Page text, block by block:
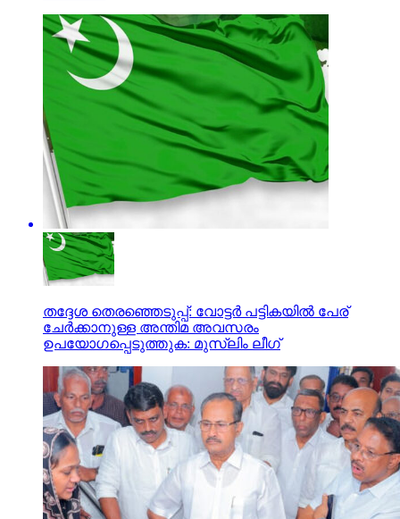
തദ്ദേശ തെരഞ്ഞെടുപ്പ്: വോട്ടര്‍ പട്ടികയില്‍ പേര്
ചേര്‍ക്കാനുള്ള അന്തിമ അവസരം
ഉപയോഗപ്പെടുത്തുക: മുസ്‌ലിം ലീഗ്‌